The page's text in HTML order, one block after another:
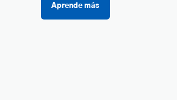
Aprende más